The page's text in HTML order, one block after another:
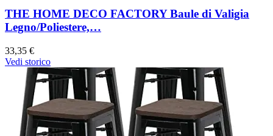
THE HOME DECO FACTORY Baule di Valigia
Legno/Poliestere,…
33,35 €
Vedi storico